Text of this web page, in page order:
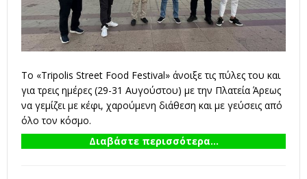
Το «Tripolis Street Food Festival» άνοιξε τις πύλες του και
για τρεις ημέρες (29-31 Αυγούστου) με την Πλατεία Άρεως
να γεμίζει με κέφι, χαρούμενη διάθεση και με γεύσεις από
όλο τον κόσμο.
Διαβάστε περισσότερα...